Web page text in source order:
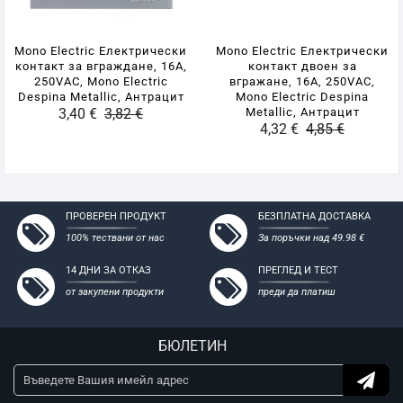
- Съвместими с всички стандартни конзоли за мазилка и
гипсокартон
Mono Electric Електрически
контакт за вграждане, 16A,
250VAC, Mono Electric
Despina Metallic, Антрацит
3,40 € 3,82 €
Mono Electric Електрически
контакт двоен за
вгражане, 16A, 250VAC,
Mono Electric Despina
Metallic, Антрацит
4,32 € 4,85 €
ПРОВЕРЕН ПРОДУКТ
100% тествани от нас
БЕЗПЛАТНА ДОСТАВКА
За поръчки над 49.98 €
14 ДНИ ЗА ОТКАЗ
от закупени продукти
ПРЕГЛЕД И ТЕСТ
преди да платиш
БЮЛЕТИН